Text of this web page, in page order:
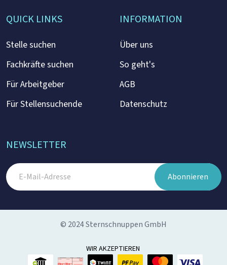
QUICK LINKS
Stelle suchen
Fachkräfte suchen
Für Arbeitgeber
Für Stellensuchende
INFORMATION
Über uns
So geht's
AGB
Datenschutz
NEWSLETTER
Abonnieren
© 2024 Sternschnuppen GmbH
WIR AKZEPTIEREN